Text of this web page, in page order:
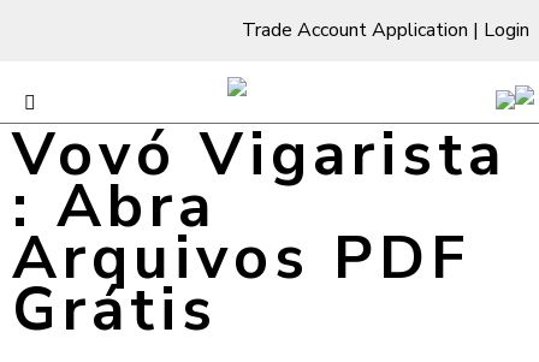
Trade Account Application | Login
Vovó Vigarista
: Abra
Arquivos PDF
Grátis